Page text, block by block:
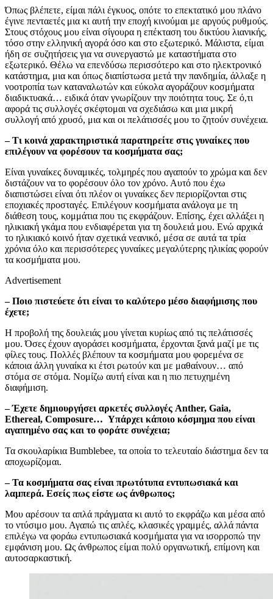
Όπως βλέπετε, είμαι πάλι έγκυος, οπότε το επεκτατικό μου πλάνο
έγινε πενταετές μια κι αυτή την εποχή κινούμαι με αργούς ρυθμούς.
Στους στόχους μου είναι σίγουρα η επέκταση του δικτύου λιανικής,
τόσο στην ελληνική αγορά όσο και στο εξωτερικό. Μάλιστα, είμαι
ήδη σε συζητήσεις για να συνεργαστώ με καταστήματα στο
εξωτερικό. Θέλω να επενδύσω περισσότερο και στο ηλεκτρονικό
κατάστημα, μια και όπως διαπίστωσα μετά την πανδημία, άλλαξε η
νοοτροπία των καταναλωτών και εύκολα αγοράζουν κοσμήματα
διαδικτυακά… ειδικά όταν γνωρίζουν την ποιότητα τους. Σε ό,τι
αφορά τις συλλογές σκέφτομαι να σχεδιάσω και μια μικρή
συλλογή από χρυσό, μια και οι πελάτισσές μου το ζητούν συνέχεια.
– Τι κοινά χαρακτηριστικά παρατηρείτε στις γυναίκες που
επιλέγουν να φορέσουν τα κοσμήματα σας;
Είναι γυναίκες δυναμικές, τολμηρές που αγαπούν το χρώμα και δεν
διστάζουν να το φορέσουν όλο τον χρόνο. Αυτό που έχω
διαπιστώσει είναι ότι πλέον οι γυναίκες δεν περιορίζονται στις
εποχιακές προσταγές. Επιλέγουν κοσμήματα ανάλογα με τη
διάθεση τους, κομμάτια που τις εκφράζουν. Επίσης, έχει αλλάξει η
ηλικιακή γκάμα που ενδιαφέρεται για τη δουλειά μου. Ενώ αρχικά
το ηλικιακό κοινό ήταν σχετικά νεανικό, μέσα σε αυτά τα τρία
χρόνια όλο και περισσότερες γυναίκες μεγαλύτερης ηλικίας φορούν
τα κοσμήματα μου.
Advertisement
– Ποιο πιστεύετε ότι είναι το καλύτερο μέσο διαφήμισης που
έχετε;
Η προβολή της δουλειάς μου γίνεται κυρίως από τις πελάτισσές
μου. Όσες έχουν αγοράσει κοσμήματα, έρχονται ξανά μαζί με τις
φίλες τους. Πολλές βλέπουν τα κοσμήματα μου φορεμένα σε
κάποια άλλη γυναίκα κι έτσι ρωτούν και με μαθαίνουν… από
στόμα σε στόμα. Νομίζω αυτή είναι και η πιο πετυχημένη
διαφήμιση.
– Έχετε δημιουργήσει αρκετές συλλογές Anther, Gaia,
Ethereal, Composure… Υπάρχει κάποιο κόσμημα που είναι
αγαπημένο σας και το φοράτε συνέχεια;
Τα σκουλαρίκια Bumblebee, τα οποία το τελευταίο διάστημα δεν τα
αποχωρίζομαι.
– Τα κοσμήματα σας είναι πρωτότυπα εντυπωσιακά και
λαμπερά. Εσείς πως είστε ως άνθρωπος;
Μου αρέσουν τα απλά πράγματα κι αυτό το εκφράζω και μέσα από
το ντύσιμο μου. Αγαπώ τις απλές, κλασικές γραμμές, αλλά πάντα
επιλέγω να φοράω εντυπωσιακά κοσμήματα για να ισορροπώ την
εμφάνιση μου. Ως άνθρωπος είμαι πολύ οργανωτική, επίμονη και
αυτοσαρκαστική.